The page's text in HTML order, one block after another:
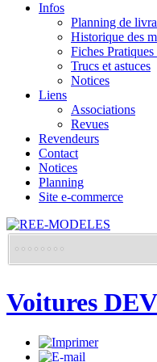
Infos
Planning de
Historique des
Fiches
Trucs et astuces
Notices
Liens
Associations
Revues
Revendeurs
Contact
Notices
Planning
Site e-commerce
Voitures